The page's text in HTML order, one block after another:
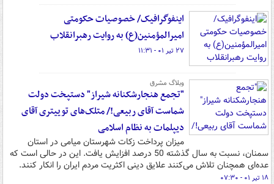
اینفوگرافیک/ خصوصیات حکومتی
امیرالمؤمنین(ع) به روایت رهبرانقلاب
۲۷ تیر ۰۱ - ۱۱:۳۱
وبلاگ مشرق
"تجمع هنجارشکنانه شیراز" دستپخت دولت
شماست آقای ربیعی!/ متلک‌های توییتری آقای
دیپلمات به نظام اسلامی
میزان پرداخت زکات شهرستان میامی در استان
سمنان، نسبت به سال گذشته 50 درصد افزایش یافت. این در حالی است که
عده‌ای همچنان تلاش می‌کنند علایق دینی اکثریت مردم ایران را انکار کنند.
۱۸ تیر ۰۱ - ۰۷:۳۰